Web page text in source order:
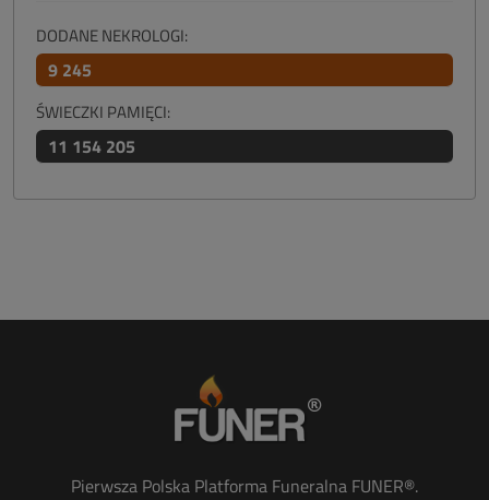
DODANE NEKROLOGI:
9 245
ŚWIECZKI PAMIĘCI:
11 154 205
Pierwsza Polska Platforma Funeralna FUNER®.